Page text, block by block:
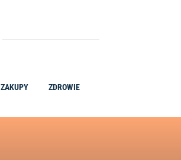
ZAKUPY ZDROWIE